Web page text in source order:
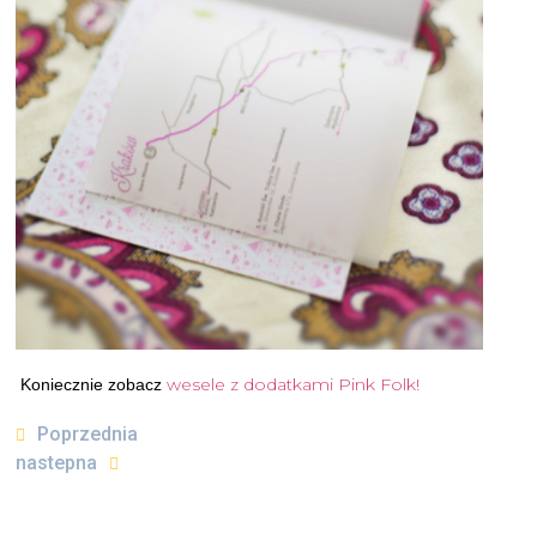
Koniecznie zobacz wesele z dodatkami Pink Folk!
Poprzednia
nastepna